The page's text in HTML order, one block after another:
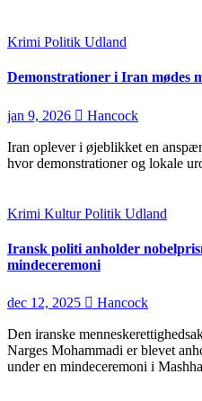
Krimi Politik Udland
Demonstrationer i Iran mødes
jan 9, 2026 Hancock
Iran oplever i øjeblikket en
hvor demonstrationer og lokale
Krimi KulturPolitik Udland
Iransk politi anholder
mindeceremoni
dec 12, 2025 Hancock
Den iranske
Narges Mohammadi er blevet
under en mindeceremoni i